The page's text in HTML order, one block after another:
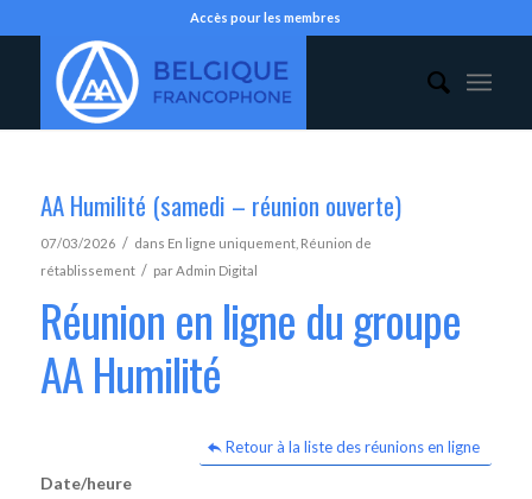
Accès pour les membres
AA Humilité (samedi – réunion ouverte)
07/03/2026 / dans En ligne uniquement, Réunion de
rétablissement / parAdmin Digital
Réunion en ligne du groupe
AA Humilité
Retour à la liste des réunions en ligne
Date/heure